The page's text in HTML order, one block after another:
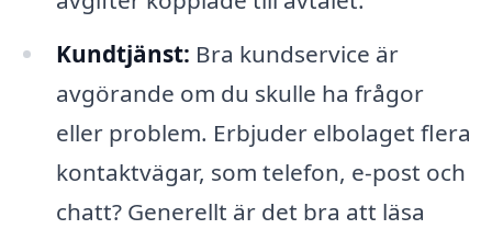
Kundtjänst: Bra kundservice är
avgörande om du skulle ha frågor
eller problem. Erbjuder elbolaget flera
kontaktvägar, som telefon, e-post och
chatt? Generellt är det bra att läsa